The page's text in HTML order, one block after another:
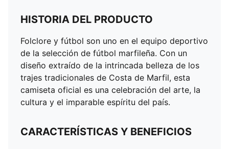
dryCELL: Tecnología de alto rendimiento, diseñada
para absorber la humedad del cuerpo y mantenerte
libre de sudor durante el ejercicio
DETALLES
Corte regular
Tejido jacquard
Manga corta
Diseño con tejido de malla, para mayor
Insignia FIF en pecho izquierdo
HISTORIA DEL PRODUCTO
Folclore y fútbol son uno en el equipo deportivo
de la selección de fútbol marfileña. Con un
diseño extraído de la intrincada belleza de los
trajes tradicionales de Costa de Marfil, esta
camiseta oficial es una celebración del arte, la
cultura y el imparable espíritu del país.
CARACTERÍSTICAS Y BENEFICIOS